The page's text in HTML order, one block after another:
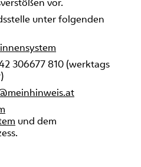
unter folgenden
306677 810 (werktags
und dem